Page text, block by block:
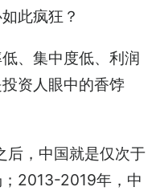
此疯狂？
、集中度低、利润
资人眼中的香饽
后，中国就是仅次于
2013-2019年，中